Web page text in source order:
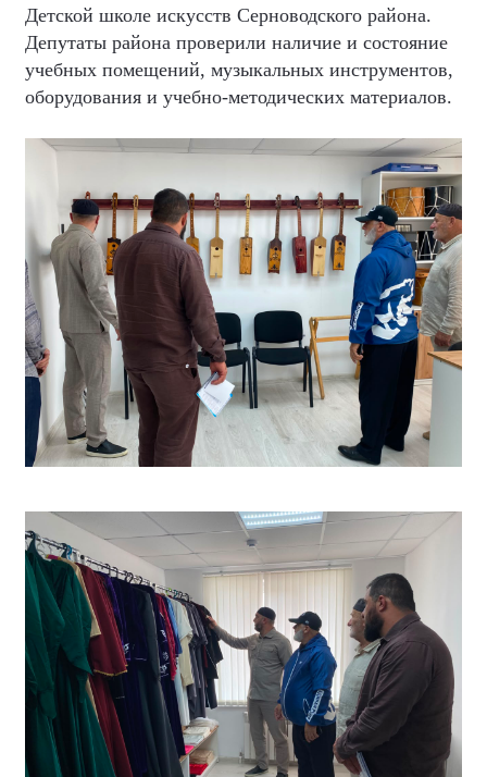
Детской школе искусств Серноводского района.
Депутаты района проверили наличие и состояние
учебных помещений, музыкальных инструментов,
оборудования и учебно-методических материалов.